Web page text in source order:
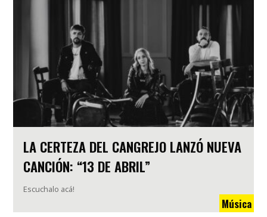
LA CERTEZA DEL CANGREJO LANZÓ NUEVA
CANCIÓN: “13 DE ABRIL”
Escuchalo acá!
Música